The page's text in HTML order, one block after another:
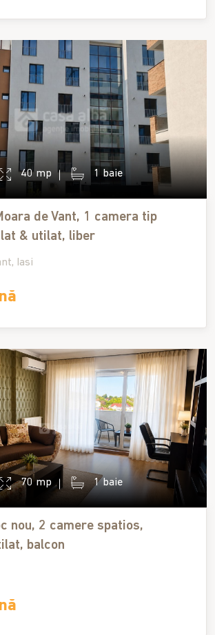
40 mp 1 baie
de Vant, 1 camera tip
& utilat, liber
Iasi
70 mp 1 baie
nou, 2 camere spatios,
balcon